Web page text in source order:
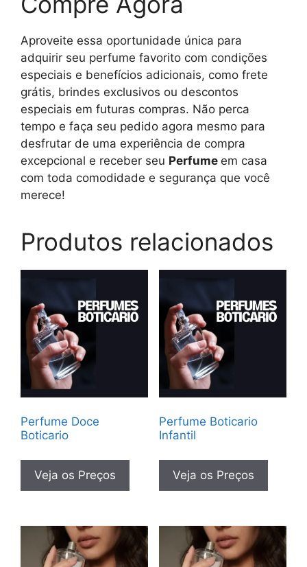
Aproveite essa oportunidade única para
adquirir seu perfume favorito com condições
especiais e benefícios adicionais, como frete
grátis, brindes exclusivos ou descontos
especiais em futuras compras. Não perca
tempo e faça seu pedido agora mesmo para
desfrutar de uma experiência de compra
excepcional e receber seu Perfume em casa
com toda comodidade e segurança que você
merece!
Produtos relacionados
Perfume Doce
Boticario
Veja os Preços
Perfume Boticario
Infantil
Veja os Preços